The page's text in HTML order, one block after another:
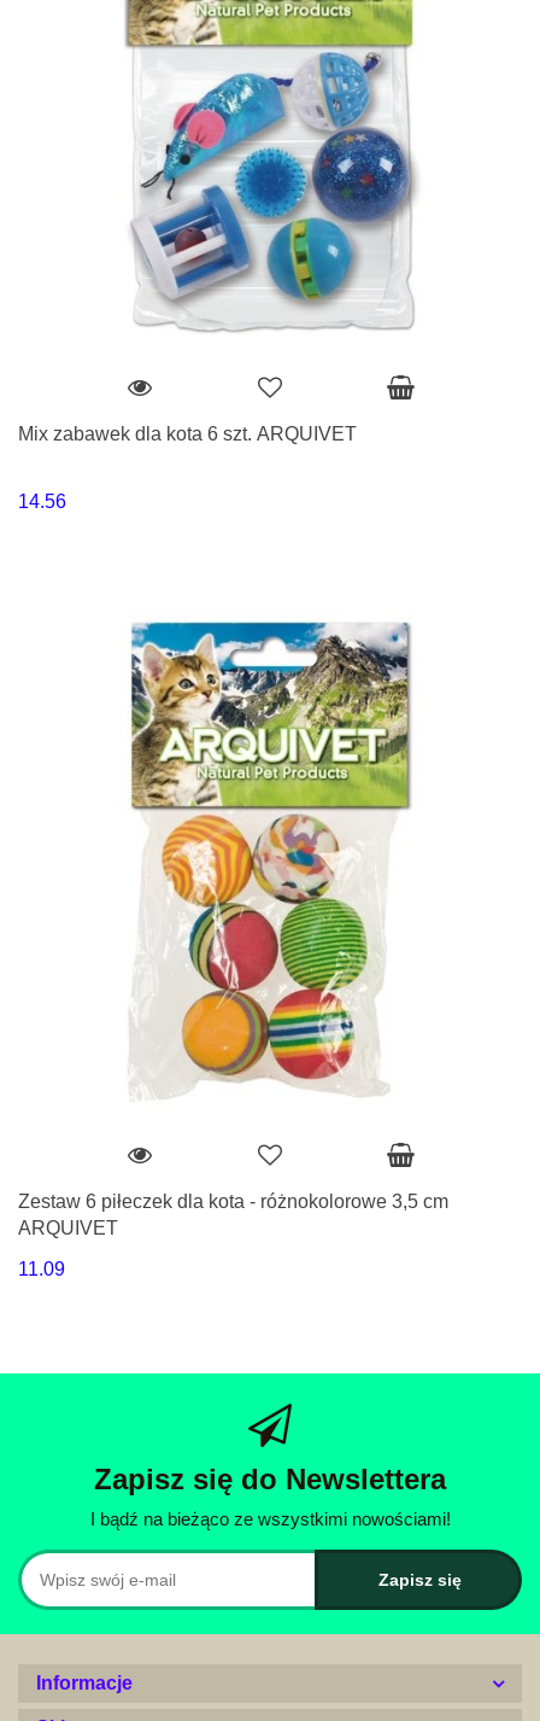
Mix zabawek dla kota 6 szt. ARQUIVET
14.56
Zestaw 6 piłeczek dla kota - różnokolorowe 3,5 cm
ARQUIVET
11.09
Zapisz się do Newslettera
I bądź na bieżąco ze wszystkimi nowościami!
Informacje